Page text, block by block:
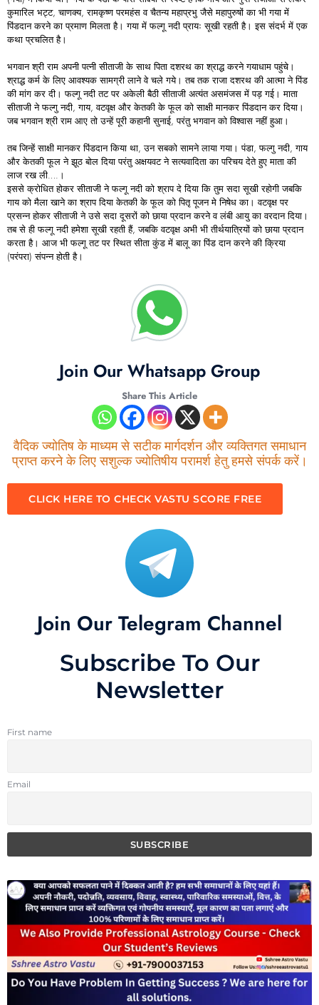
कुमारिल भट्ट, चाणक्य, रामकृष्ण परमहंस व चैतन्य महाप्रभु जैसे महापुरुषों का भी गया में
पिंडदान करने का प्रमाण मिलता है। गया में फल्गू नदी प्रायः सूखी रहती है। इस संदर्भ में एक
कथा प्रचलित है।
भगवान श्री राम अपनी पत्नी सीताजी के साथ पिता दशरथ का श्राद्ध करने गयाधाम पहुंचे।
श्राद्ध कर्म के लिए आवश्यक सामग्री लाने वे चले गये। तब तक राजा दशरथ की आत्मा ने पिंड
की मांग कर दी। फल्गू नदी तट पर अकेली बैठी सीताजी अत्यंत असमंजस में पड़ गई। माता
सीताजी​ ने फल्गु नदी, गाय, वटवृक्ष और केतकी के फूल को साक्षी मानकर पिंडदान कर दिया।
जब भगवान श्री राम आए तो उन्हें पूरी कहानी सुनाई, परंतु भगवान को विश्वास नहीं हुआ।
तब जिन्हें साक्षी मानकर पिंडदान किया था, उन सबको सामने लाया गया। पंडा, फल्गु नदी, गाय
और केतकी फूल ने झूठ बोल दिया परंतु अक्षयवट ने सत्यवादिता का परिचय देते हुए माता की
लाज रख ली….।
इससे क्रोधित होकर सीताजी ने फल्गू नदी को श्राप दे दिया कि तुम सदा सूखी रहोगी जबकि
गाय को मैला खाने का श्राप दिया केतकी के फूल को पितृ पूजन मे निषेध का। वटवृक्ष पर
प्रसन्न होकर सीताजी ने उसे सदा दूसरों को छाया प्रदान करने व लंबी आयु का वरदान दिया।
तब से ही फल्गू नदी हमेशा सूखी रहती हैं, जबकि वटवृक्ष अभी भी तीर्थयात्रियों को छाया प्रदान
करता है। आज भी फल्गू तट पर स्थित सीता कुंड में बालू का पिंड दान करने की क्रिया
(परंपरा) संपन्न होती है।
Join Our Whatsapp Group
Share This Article
वैदिक ज्योतिष के माध्यम से सटीक मार्गदर्शन और व्यक्तिगत समाधान
प्राप्त करने के लिए सशुल्क ज्योतिषीय परामर्श हेतु हमसे संपर्क करें।
CLICK HERE TO CHECK VASTU SCORE FREE
Join Our Telegram Channel
Subscribe To Our
Newsletter
First name
Email